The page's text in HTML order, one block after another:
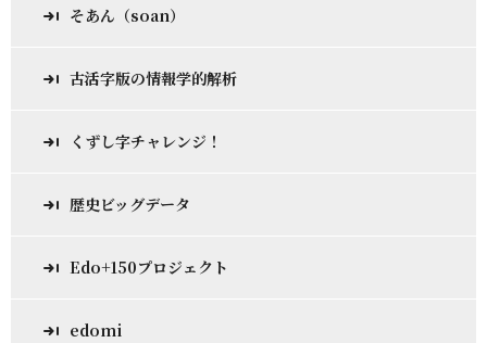
そあん（soan）
古活字版の情報学的解析
くずし字チャレンジ！
歴史ビッグデータ
Edo+150プロジェクト
edomi